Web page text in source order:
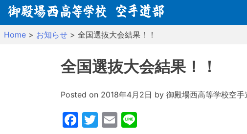
Skip
Home > お知らせ > 全国選抜大会結果！！
全国選抜大会結果！！
Posted on 2018年4月2日 by 御殿場西高等学校空手
Facebook
Twitter
Email